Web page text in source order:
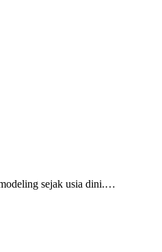
sejak usia dini.…